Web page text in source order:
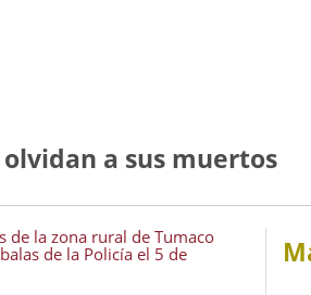
a sus muertos
de la zona rural de Tumaco
de la Policía el 5 de